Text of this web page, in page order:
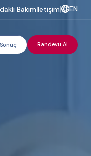
Bakımİletişim| EN
Randevu Al